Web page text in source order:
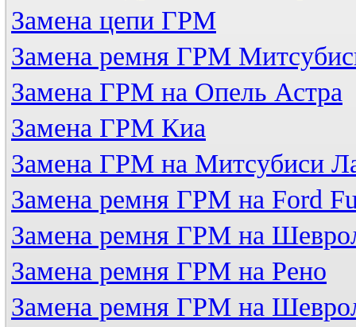
Замена цепи ГРМ
Замена ремня ГРМ
Замена ГРМ на Опель Астра
Замена ГРМ Киа
Замена ГРМ на Митсубиси
Замена ремня ГРМ на Ford
Замена ремня ГРМ на
Замена ремня ГРМ на Рено
Замена ремня ГРМ на